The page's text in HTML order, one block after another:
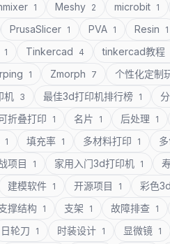
1 Meshy 2 microbit 1
PrusaSlicer 1 PVA 1 Resin 1
1 Tinkercad 4 tinkercad教程
1 Zmorph 7 个性化定制
机 3 最佳3d打印机排行榜 1
折叠打印 1 名片 1 后处理 1
1 填充率 1 多材料打印 1
项目 1 家用入门3d打印机 1
建模软件 1 开源项目 1 彩色
撑结构 1 支架 1 故障排查 1
日轮刀 1 时装设计 1 显微镜 1